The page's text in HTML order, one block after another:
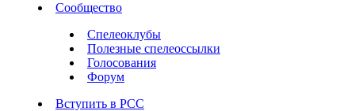
Сообщество
Спелеоклубы
Полезные спелеоссылки
Голосования
Форум
Вступить в РСС